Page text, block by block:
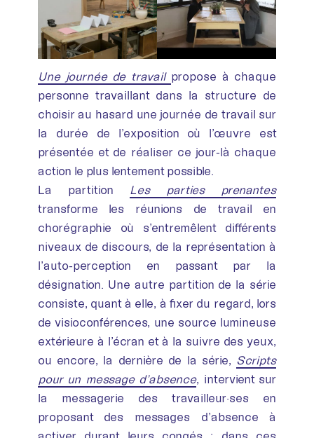
Une journée de travail propose à chaque
personne travaillant dans la structure de
choisir au hasard une journée de travail sur
la durée de l’exposition où l’œuvre est
présentée et de réaliser ce jour-là chaque
action le plus lentement possible.
La partition Les parties prenantes
transforme les réunions de travail en
chorégraphie où s’entremêlent différents
niveaux de discours, de la représentation à
l’auto-perception en passant par la
désignation. Une autre partition de la série
consiste, quant à elle, à fixer du regard, lors
de visioconférences, une source lumineuse
extérieure à l’écran et à la suivre des yeux,
ou encore, la dernière de la série, Scripts
pour un message d’absence, intervient sur
la messagerie des travailleur·ses en
proposant des messages d’absence à